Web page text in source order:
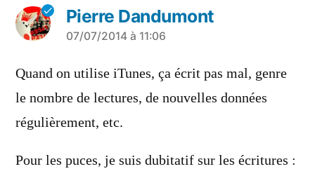
Pierre Dandumont
a
dit :
07/07/2014 à 11:06
Quand on utilise iTunes, ça écrit pas mal, genre
le nombre de lectures, de nouvelles données
régulièrement, etc.
Pour les puces, je suis dubitatif sur les écritures :